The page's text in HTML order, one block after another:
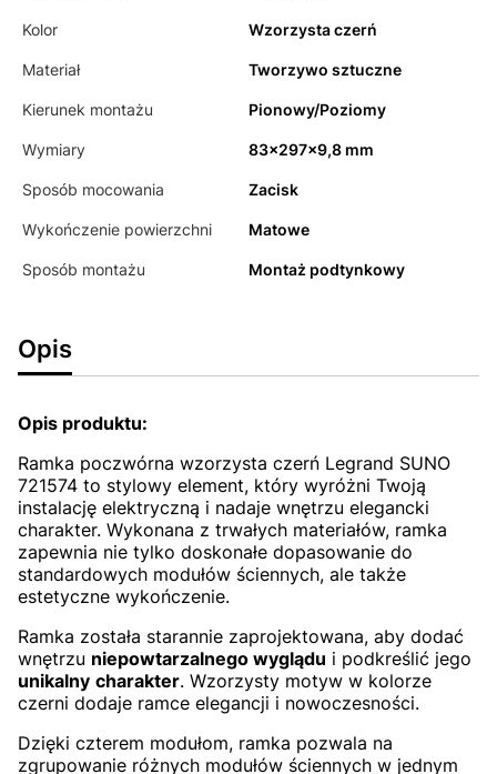
Kolor Wzorzysta czerń
Materiał Tworzywo sztuczne
Kierunek montażu Pionowy/Poziomy
Wymiary 83x297x9,8 mm
Sposób mocowania Zacisk
Wykończenie powierzchni Matowe
Sposób montażu Montaż podtynkowy
Opis
Opis produktu:
Ramka poczwórna wzorzysta czerń Legrand SUNO
721574 to stylowy element, który wyróżni Twoją
instalację elektryczną i nadaje wnętrzu elegancki
charakter. Wykonana z trwałych materiałów, ramka
zapewnia nie tylko doskonałe dopasowanie do
standardowych modułów ściennych, ale także
estetyczne wykończenie.
Ramka została starannie zaprojektowana, aby dodać
wnętrzu niepowtarzalnego wyglądu i podkreślić jego
unikalny charakter. Wzorzysty motyw w kolorze
czerni dodaje ramce elegancji i nowoczesności.
Dzięki czterem modułom, ramka pozwala na
zgrupowanie różnych modułów ściennych w jednym